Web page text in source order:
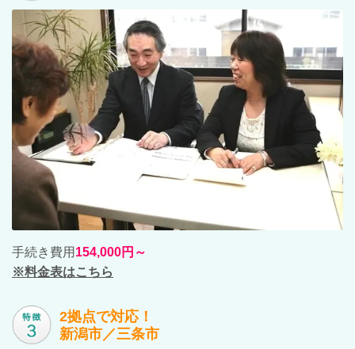
手続き費用 154,000円～
※料金表はこちら
2拠点で対応！
新潟市／三条市